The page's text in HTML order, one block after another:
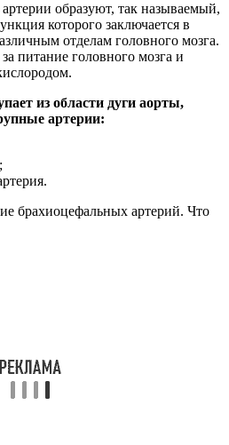
образуют, так называемый,
которого заключается в
отделам головного мозга.
питание головного мозга и
из области дуги аорты,
артерии: